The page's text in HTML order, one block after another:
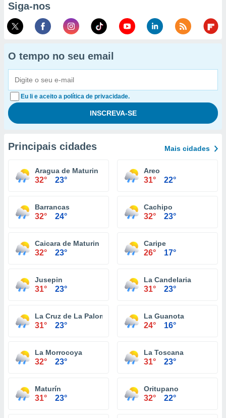
Siga-nos
O tempo no seu email
Eu li e aceito a política de privacidade.
Principais cidades Mais cidades
Aragua de Maturin
32° 23°
Areo
31° 22°
Barrancas
32° 24°
Cachipo
32° 23°
Caicara de Maturin
32° 23°
Caripe
26° 17°
Jusepin
31° 23°
La Candelaria
31° 23°
La Cruz de La Paloma
31° 23°
La Guanota
24° 16°
La Morrocoya
32° 23°
La Toscana
31° 23°
Maturín
31° 23°
Oritupano
32° 22°